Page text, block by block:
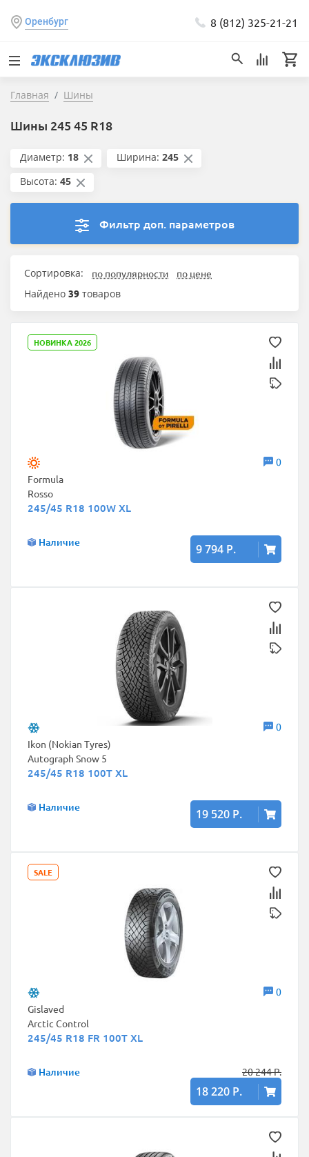
Оренбург 8 (812) 325-21-21
Главная Шины
Шины 245 45 R18
Диаметр: 18 Ширина: 245
Высота: 45
Фильтр доп. параметров
Сортировка: по популярности по цене
Найдено 39 товаров
НОВИНКА 2026
0
Formula
Rosso
245/45 R18 100W XL
Наличие 9 794 Р.
0
Ikon (Nokian Tyres)
Autograph Snow 5
245/45 R18 100T XL
Наличие 19 520 Р.
SALE
0
Gislaved
Arctic Control
245/45 R18 FR 100T XL
Наличие 20 244 Р.
18 220 Р.